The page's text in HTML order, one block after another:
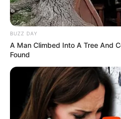
BUZZ DAY
A Man Climbed Into A Tree And
Found